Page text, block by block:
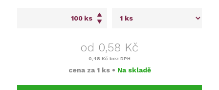
ks
od 0,58 Kč
0,48 Kč bez DPH
cena za 1 ks • Na skladě